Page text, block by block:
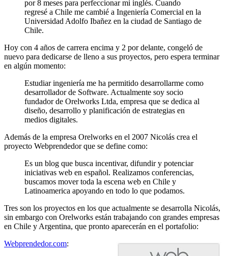
por 8 meses para perfeccionar mi inglés. Cuando
regresé a Chile me cambié a Ingeniería Comercial en la
Universidad Adolfo Ibañez en la ciudad de Santiago de
Chile.
Hoy con 4 años de carrera encima y 2 por delante, congeló de
nuevo para dedicarse de lleno a sus proyectos, pero espera terminar
en algún momento:
Estudiar ingeniería me ha permitido desarrollarme como
desarrollador de Software. Actualmente soy socio
fundador de Orelworks Ltda, empresa que se dedica al
diseño, desarrollo y planificación de estrategias en
medios digitales.
Además de la empresa Orelworks en el 2007 Nicolás crea el
proyecto Webprendedor que se define como:
Es un blog que busca incentivar, difundir y potenciar
iniciativas web en español. Realizamos conferencias,
buscamos mover toda la escena web en Chile y
Latinoamerica apoyando en todo lo que podamos.
Tres son los proyectos en los que actualmente se desarrolla Nicolás,
sin embargo con Orelworks están trabajando con grandes empresas
en Chile y Argentina, que pronto aparecerán en el portafolio:
Webprendedor.com: